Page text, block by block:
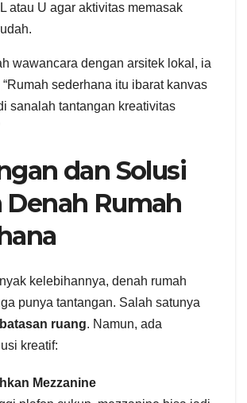
atau U agar aktivitas memasak
wawancara dengan arsitek lokal, ia
sederhana itu ibarat kanvas
sanalah tantangan kreativitas
dan Solusi
Denah Rumah
kelebihannya, denah rumah
punya tantangan. Salah satunya
ruang. Namun, ada
kreatif:
Mezzanine